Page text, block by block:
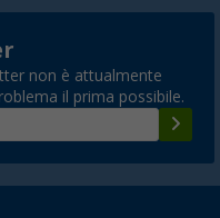
non è attualmente
il prima possibile.